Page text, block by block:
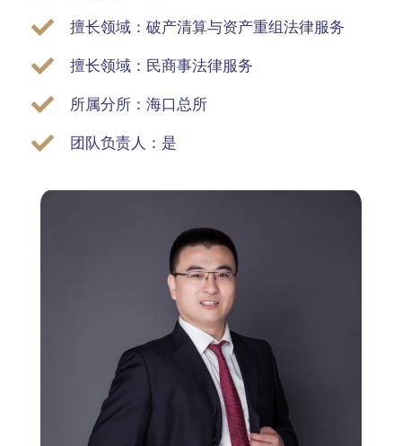
擅长领域：破产清算与资产重组法律服务
擅长领域：民商事法律服务
所属分所：海口总所
团队负责人：是